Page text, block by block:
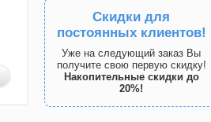
Скидки для
постоянных клиентов!
Уже на следующий заказ Вы
получите свою первую скидку!
Накопительные скидки до
20%!